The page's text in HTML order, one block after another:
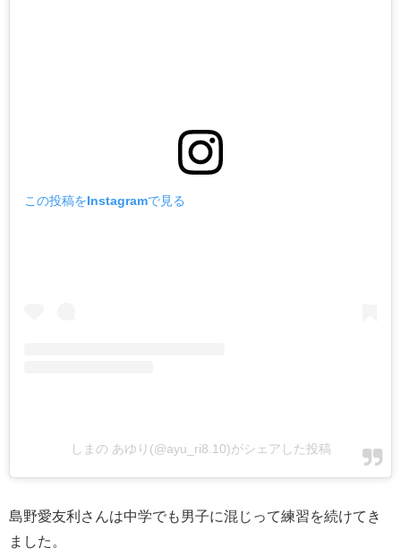
この投稿をInstagramで見る
しまの あゆり(@ayu_ri8.10)がシェアした投稿
島野愛友利さんは中学でも男子に混じって練習を続けてき
ました。